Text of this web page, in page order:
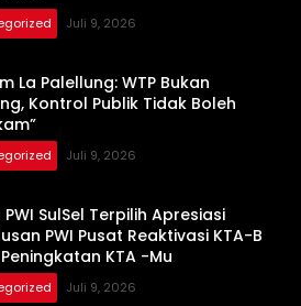
Juli 9, 2026
La Palellung: WTP Bukan
Kontrol Publik Tidak Boleh
Juli 9, 2026
SulSel Terpilih Apresiasi
PWI Pusat Reaktivasi KTA-B
KTA -Mu
Juli 9, 2026